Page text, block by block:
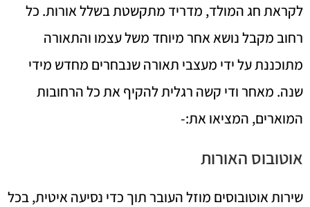
לקראת חג המולד, מדריד מתקשטת בשלל אורות. כל
רחוב מקבל נושא אחר מיוחד משל עצמו והתאורה
מתוכננת על ידי מעצבי תאורה שנבחרים מחדש מידי
שנה. מאחר ודי קשה רגלית להקיף את כל הרחובות
המוארים, המציאו את:-
אוטובוס האורות
שירות אוטובוסים מוזל העובר תוך כדי נסיעה איטית, בכל